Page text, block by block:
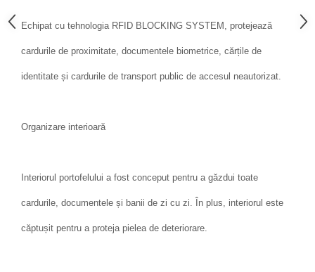
Echipat cu tehnologia RFID BLOCKING SYSTEM, protejează
cardurile de proximitate, documentele biometrice, cărțile de
identitate și cardurile de transport public de accesul neautorizat.
Organizare interioară
Interiorul portofelului a fost conceput pentru a găzdui toate
cardurile, documentele și banii de zi cu zi. În plus, interiorul este
căptușit pentru a proteja pielea de deteriorare.